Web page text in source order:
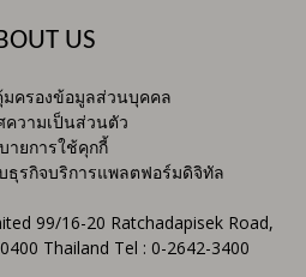
US
ครองข้อมูลส่วนบุคคล
ความเป็นส่วนตัว
ายการใช้คุกกี้
ธุรกิจบริการแพลตฟอร์มดิจิทัล
99/16-20 Ratchadapisek Road,
Thailand Tel : 0-2642-3400